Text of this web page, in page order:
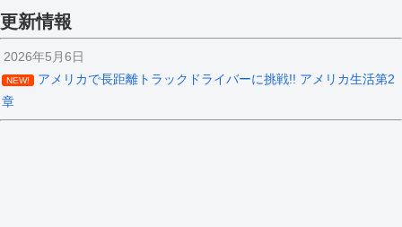
更新情報
2026年5月6日
NEW!
アメリカで長距離トラックドライバーに挑戦!! アメリカ生活第2
章